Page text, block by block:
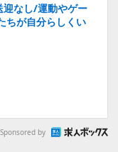
なし/運動やゲー
ちが自分らしくい
Sponsored by